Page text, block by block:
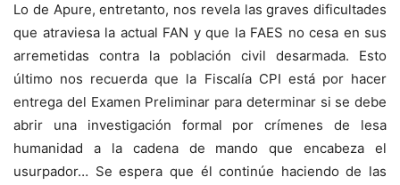
Lo de Apure, entretanto, nos revela las graves dificultades
que atraviesa la actual FAN y que la FAES no cesa en sus
arremetidas contra la población civil desarmada. Esto
último nos recuerda que la Fiscalía CPI está por hacer
entrega del Examen Preliminar para determinar si se debe
abrir una investigación formal por crímenes de lesa
humanidad a la cadena de mando que encabeza el
usurpador… Se espera que él continúe haciendo de las